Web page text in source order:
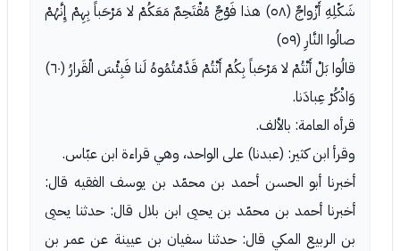
شَكْلِهِ أَزْواجٌ (٥٨) هذا فَوْجٌ مُقْتَحِمٌ مَعَكُمْ لا مَرْحَباً بِهِمْ إِنَّهُمْ
صالُوا النَّارِ (٥٩)
قالُوا بَلْ أَنْتُمْ لا مَرْحَباً بِكُمْ أَنْتُمْ قَدَّمْتُمُوهُ لَنا فَبِئْسَ الْقَرارُ (٦٠)
وَاذْكُرْ عِبادَنا.
قرأه العامة: بالألف.
وقرأ ابن كثير: (عبدنا) على الواحد، وهي قراءة ابن عبّاس.
أخبرنا أبو الحسن أحمد بن محمّد بن يوسف الفقيه قال:
أخبرنا أحمد بن محمّد بن يحيى ابن بلال قال: حدثنا يحيى
بن الربيع المكي قال: حدثنا سفيان بن عيينة عن عمر بن